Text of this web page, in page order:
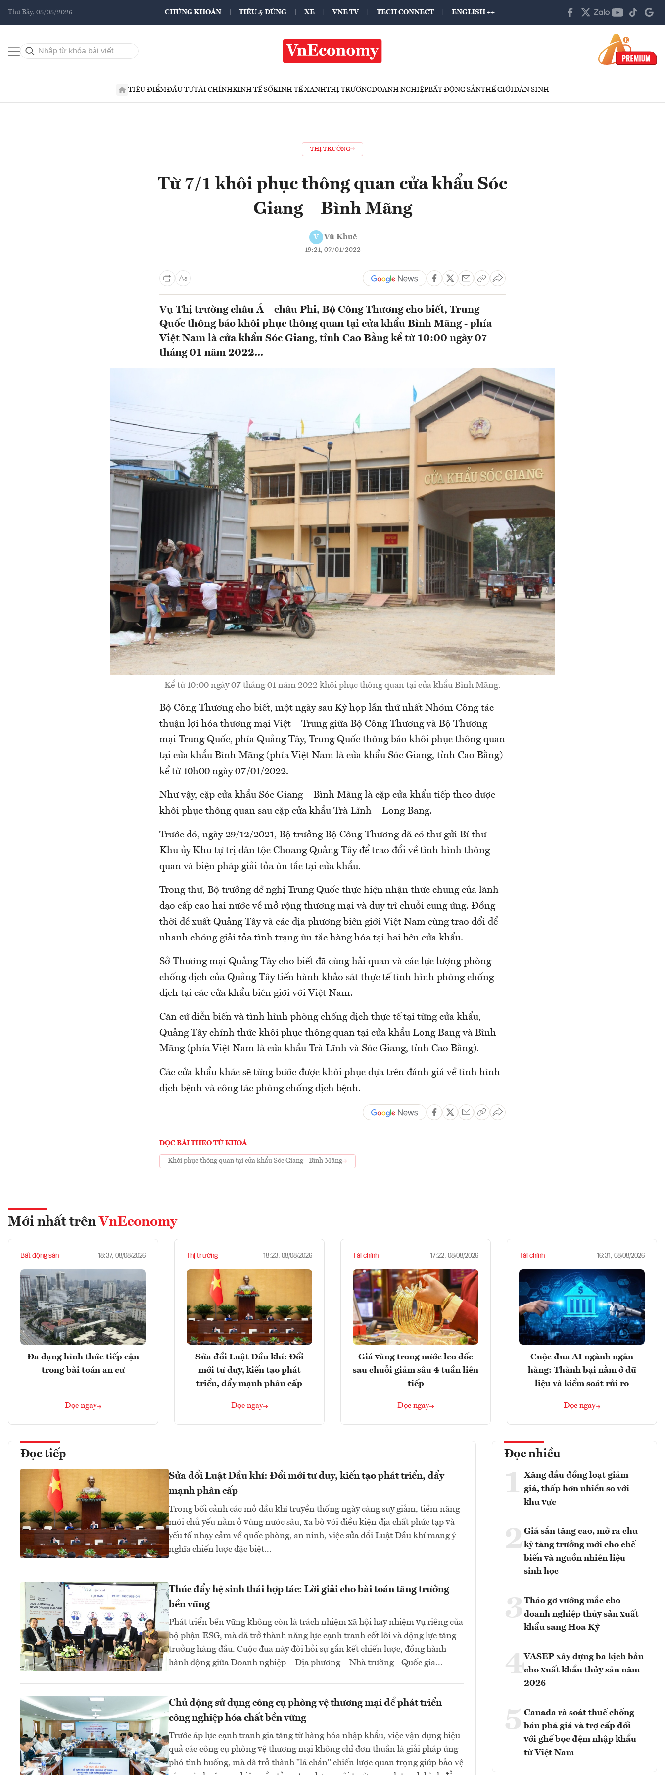
Thứ Bảy, 08/08/2026 CHỨNG KHOÁN TIÊU & DÙNG XE VNE TV TECH CONNECT ENGLISH ++
TIÊU ĐIỂMĐẦU TƯTÀI CHÍNHKINH TẾ SỐKINH TẾ XANHTHỊ TRƯỜNGDOANH NGHIỆPBẤT ĐỘNG SẢNTHẾ GIỚIDÂN SINH
THỊ TRƯỜNG
Từ 7/1 khôi phục thông quan cửa khẩu Sóc
Giang – Bình Mãng
V Vũ Khuê
19:21, 07/01/2022
Vụ Thị trường châu Á – châu Phi, Bộ Công Thương cho biết, Trung
Quốc thông báo khôi phục thông quan tại cửa khẩu Bình Mãng - phía
Việt Nam là cửa khẩu Sóc Giang, tỉnh Cao Bằng kể từ 10:00 ngày 07
tháng 01 năm 2022...
Kể từ 10:00 ngày 07 tháng 01 năm 2022 khôi phục thông quan tại cửa khẩu Bình Mãng.
Bộ Công Thương cho biết, một ngày sau Kỳ họp lần thứ nhất Nhóm Công tác
thuận lợi hóa thương mại Việt – Trung giữa Bộ Công Thương và Bộ Thương
mại Trung Quốc, phía Quảng Tây, Trung Quốc thông báo khôi phục thông quan
tại cửa khẩu Bình Mãng (phía Việt Nam là cửa khẩu Sóc Giang, tỉnh Cao Bằng)
kể từ 10h00 ngày 07/01/2022.
​Như vậy, cặp cửa khẩu Sóc Giang – Bình Mãng là cặp cửa khẩu tiếp theo được
khôi phục thông quan sau cặp cửa khẩu Trà Lĩnh – Long Bang.
​Trước đó, ngày 29/12/2021, Bộ trưởng Bộ Công Thương đã có thư gửi Bí thư
Khu ủy Khu tự trị dân tộc Choang Quảng Tây để trao đổi về tình hình thông
quan và biện pháp giải tỏa ùn tắc tại cửa khẩu.
Trong thư, Bộ trưởng đề nghị Trung Quốc thực hiện nhận thức chung của lãnh
đạo cấp cao hai nước về mở rộng thương mại và duy trì chuỗi cung ứng. Đồng
thời đề xuất Quảng Tây và các địa phương biên giới Việt Nam cùng trao đổi để
nhanh chóng giải tỏa tình trạng ùn tắc hàng hóa tại hai bên cửa khẩu.
​Sở Thương mại Quảng Tây cho biết đã cùng hải quan và các lực lượng phòng
chống dịch của Quảng Tây tiến hành khảo sát thực tế tình hình phòng chống
dịch tại các cửa khẩu biên giới với Việt Nam.
Căn cứ diễn biến và tình hình phòng chống dịch thực tế tại từng cửa khẩu,
Quảng Tây chính thức khôi phục thông quan tại cửa khẩu Long Bang và Bình
Mãng (phía Việt Nam là cửa khẩu Trà Lĩnh và Sóc Giang, tỉnh Cao Bằng).
Các cửa khẩu khác sẽ từng bước được khôi phục dựa trên đánh giá về tình hình
dịch bệnh và công tác phòng chống dịch bệnh.
ĐỌC BÀI THEO TỪ KHOÁ
Khôi phục thông quan tại cửa khẩu Sóc Giang - Bình Mãng
Mới nhất trên VnEconomy
Bất động sản 18:37, 08/08/2026
Đa dạng hình thức tiếp cận
trong bài toán an cư
Đọc ngay
Thị trường 18:23, 08/08/2026
Sửa đổi Luật Dầu khí: Đổi
mới tư duy, kiến tạo phát
triển, đẩy mạnh phân cấp
Đọc ngay
Tài chính 17:22, 08/08/2026
Giá vàng trong nước leo dốc
sau chuỗi giảm sâu 4 tuần liên
tiếp
Đọc ngay
Tài chính 16:31, 08/08/2026
Cuộc đua AI ngành ngân
hàng: Thành bại nằm ở dữ
liệu và kiểm soát rủi ro
Đọc ngay
Đọc tiếp
Sửa đổi Luật Dầu khí: Đổi mới tư duy, kiến tạo phát triển, đẩy
mạnh phân cấp
Trong bối cảnh các mỏ dầu khí truyền thống ngày càng suy giảm, tiềm năng
mới chủ yếu nằm ở vùng nước sâu, xa bờ với điều kiện địa chất phức tạp và
yếu tố nhạy cảm về quốc phòng, an ninh, việc sửa đổi Luật Dầu khí mang ý
nghĩa chiến lược đặc biệt...
Thúc đẩy hệ sinh thái hợp tác: Lời giải cho bài toán tăng trưởng
bền vững
Phát triển bền vững không còn là trách nhiệm xã hội hay nhiệm vụ riêng của
bộ phận ESG, mà đã trở thành năng lực cạnh tranh cốt lõi và động lực tăng
trưởng hàng đầu. Cuộc đua này đòi hỏi sự gắn kết chiến lược, đồng hành
hành động giữa Doanh nghiệp – Địa phương – Nhà trường - Quốc gia...
Chủ động sử dụng công cụ phòng vệ thương mại để phát triển
công nghiệp hóa chất bền vững
Trước áp lực cạnh tranh gia tăng từ hàng hóa nhập khẩu, việc vận dụng hiệu
quả các công cụ phòng vệ thương mại không chỉ đơn thuần là giải pháp ứng
phó tình huống, mà đã trở thành "lá chắn" chiến lược quan trọng giúp bảo vệ
Đọc nhiều
1 Xăng dầu đồng loạt giảm
giá, thấp hơn nhiều so với
khu vực
2Giá sắn tăng cao, mở ra chu
kỳ tăng trưởng mới cho chế
biến và nguồn nhiên liệu
sinh học
3 Tháo gỡ vướng mắc cho
doanh nghiệp thủy sản xuất
khẩu sang Hoa Kỳ
4VASEP xây dựng ba kịch bản
cho xuất khẩu thủy sản năm
2026
5 Canada rà soát thuế chống
bán phá giá và trợ cấp đối
với ghế bọc đệm nhập khẩu
từ Việt Nam